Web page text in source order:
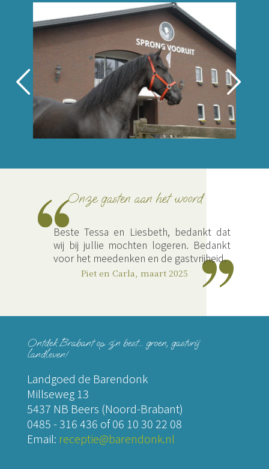
Onze gasten aan het woord
Beste Tessa en Liesbeth, bedankt dat
wij bij jullie mochten logeren. Bedankt
voor het meedenken en de gastvrijheid.
Piet en Carla, maart 2025
Ontdek Brabant op z´n best... groen, gastvrij
landleven!
Landgoed de Barendonk
Millseweg 13
5437 NB Beers (Noord-Brabant)
0485 - 316 436 of06 10 30 22 08
Email: receptie@barendonk.nl